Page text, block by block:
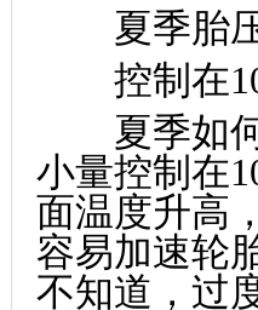
夏季胎压
控制在
夏季如何
小量控制在
面温度升高
容易加速轮
不知道，过